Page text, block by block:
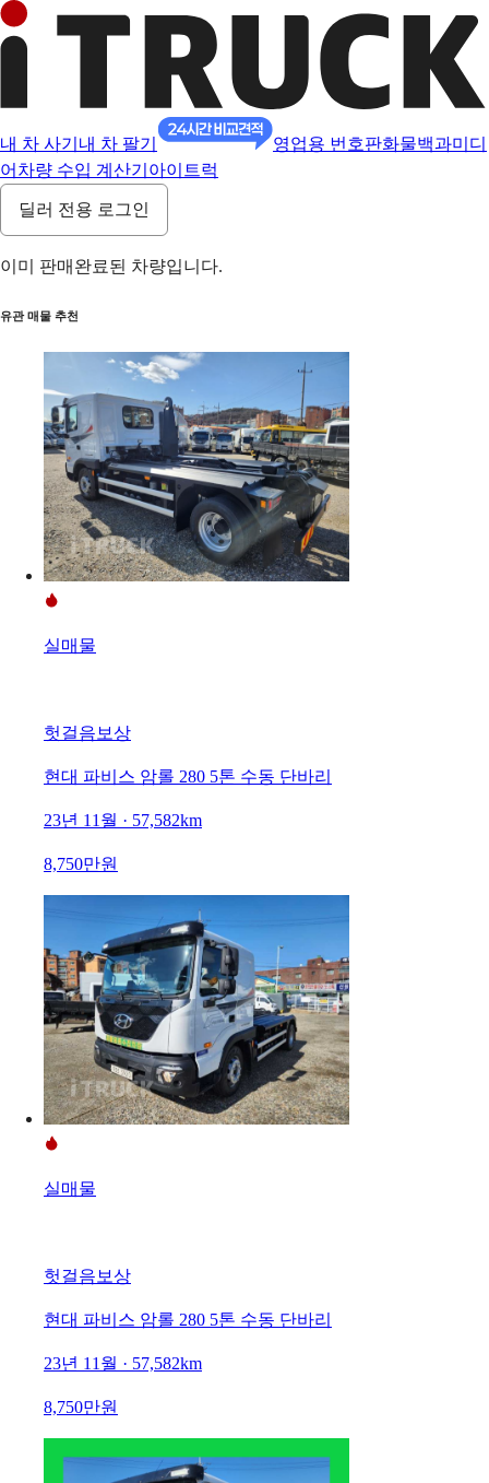
내 차 사기 내 차 팔기 영업용 번호판화물백과미디
어 차량 수입 계산기 아이트럭
딜러 전용 로그인
이미 판매완료된 차량입니다.
유관 매물 추천
실매물
헛걸음보상
현대 파비스 암롤 280 5톤 수동 단바리
23년 11월 · 57,582km
8,750만원
실매물
헛걸음보상
현대 파비스 암롤 280 5톤 수동 단바리
23년 11월 · 57,582km
8,750만원